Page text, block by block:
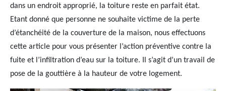
dans un endroit approprié, la toiture reste en parfait état.
Etant donné que personne ne souhaite victime de la perte
d’étanchéité de la couverture de la maison, nous effectuons
cette article pour vous présenter l’action préventive contre la
fuite et l’infiltration d’eau sur la toiture. Il s’agit d’un travail de
pose de la gouttière à la hauteur de votre logement.